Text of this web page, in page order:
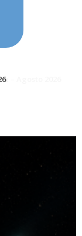
2026
AL PERIELIO